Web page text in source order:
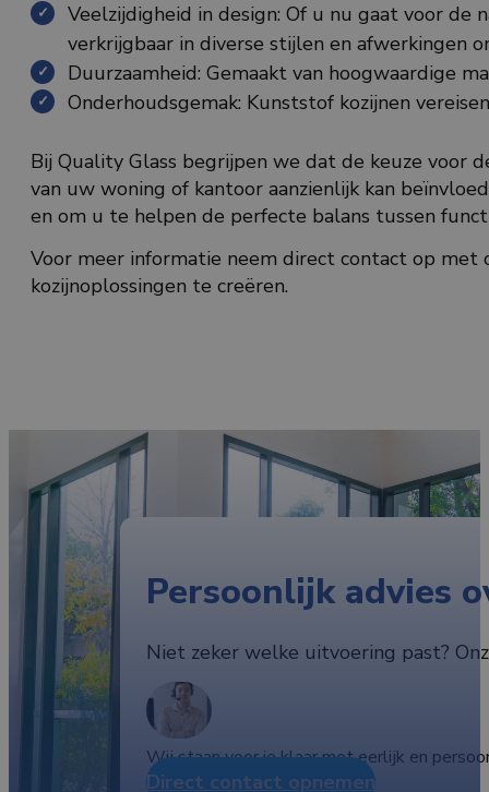
Veelzijdigheid in design: Of u nu gaat voor
verkrijgbaar in diverse stijlen en afwerkingen
Duurzaamheid: Gemaakt van hoogwaardige
Onderhoudsgemak: Kunststof kozijnen
Bij Quality Glass begrijpen we dat de keuze voor
van uw woning of kantoor aanzienlijk kan
en om u te helpen de perfecte balans tussen
Voor meer informatie neem direct contact op
kozijnoplossingen te creëren.
Persoonlijk advies
Niet zeker welke uitvoering past?
Wij staan voor je klaar met eerlijk en
Direct contact opnemen